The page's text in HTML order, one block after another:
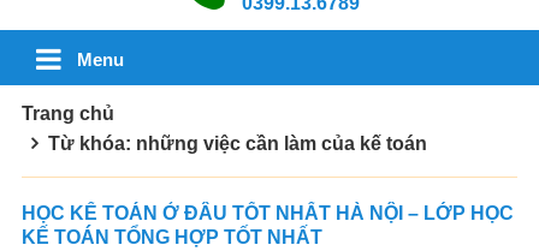
Menu
Trang chủ
Từ khóa: những việc cần làm của kế toán
HỌC KẾ TOÁN Ở ĐÂU TỐT NHẤT HÀ NỘI – LỚP HỌC
KẾ TOÁN TỔNG HỢP TỐT NHẤT